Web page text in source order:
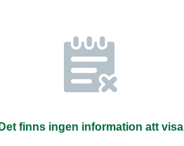
Det finns ingen information att visa